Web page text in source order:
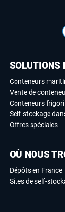
SOLUTIONS
Conteneurs
Vente de
Conteneurs
Self-stockage
Offres spéciales
OÙ NOUS
Dépôts en France
Sites de self-